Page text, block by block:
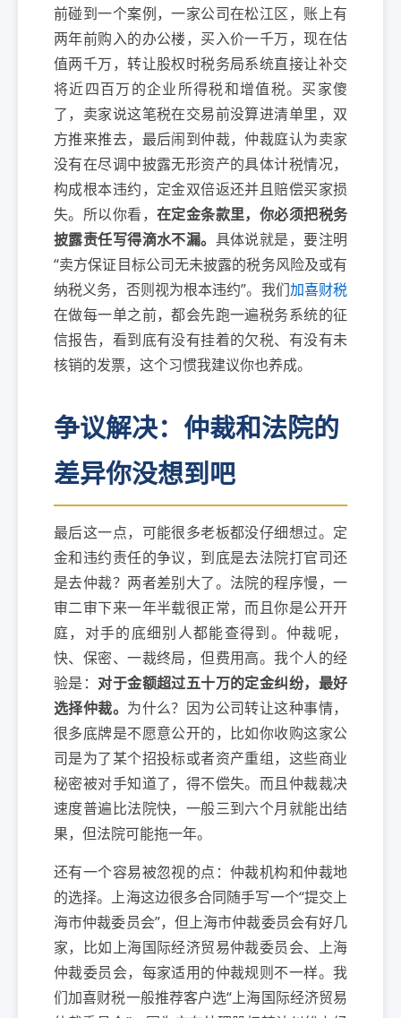
前碰到一个案例，一家公司在松江区，账上有
两年前购入的办公楼，买入价一千万，现在估
值两千万，转让股权时税务局系统直接让补交
将近四百万的企业所得税和增值税。买家傻
了，卖家说这笔税在交易前没算进清单里，双
方推来推去，最后闹到仲裁，仲裁庭认为卖家
没有在尽调中披露无形资产的具体计税情况，
构成根本违约，定金双倍返还并且赔偿买家损
失。所以你看， 在定金条款里，你必须把税务
披露责任写得滴水不漏。 具体说就是，要注明
“卖方保证目标公司无未披露的税务风险及或有
纳税义务，否则视为根本违约”。我们加喜财税
在做每一单之前，都会先跑一遍税务系统的征
信报告，看到底有没有挂着的欠税、有没有未
核销的发票，这个习惯我建议你也养成。
争议解决：仲裁和法院的
差异你没想到吧
最后这一点，可能很多老板都没仔细想过。定
金和违约责任的争议，到底是去法院打官司还
是去仲裁？两者差别大了。法院的程序慢，一
审二审下来一年半载很正常，而且你是公开开
庭，对手的底细别人都能查得到。仲裁呢，
快、保密、一裁终局，但费用高。我个人的经
验是：对于金额超过五十万的定金纠纷，最好
选择仲裁。 为什么？因为公司转让这种事情，
很多底牌是不愿意公开的，比如你收购这家公
司是为了某个招投标或者资产重组，这些商业
秘密被对手知道了，得不偿失。而且仲裁裁决
速度普遍比法院快，一般三到六个月就能出结
果，但法院可能拖一年。
还有一个容易被忽视的点：仲裁机构和仲裁地
的选择。上海这边很多合同随手写一个“提交上
海市仲裁委员会”，但上海市仲裁委员会有好几
家，比如上海国际经济贸易仲裁委员会、上海
仲裁委员会，每家适用的仲裁规则不一样。我
们加喜财税一般推荐客户选“上海国际经济贸易